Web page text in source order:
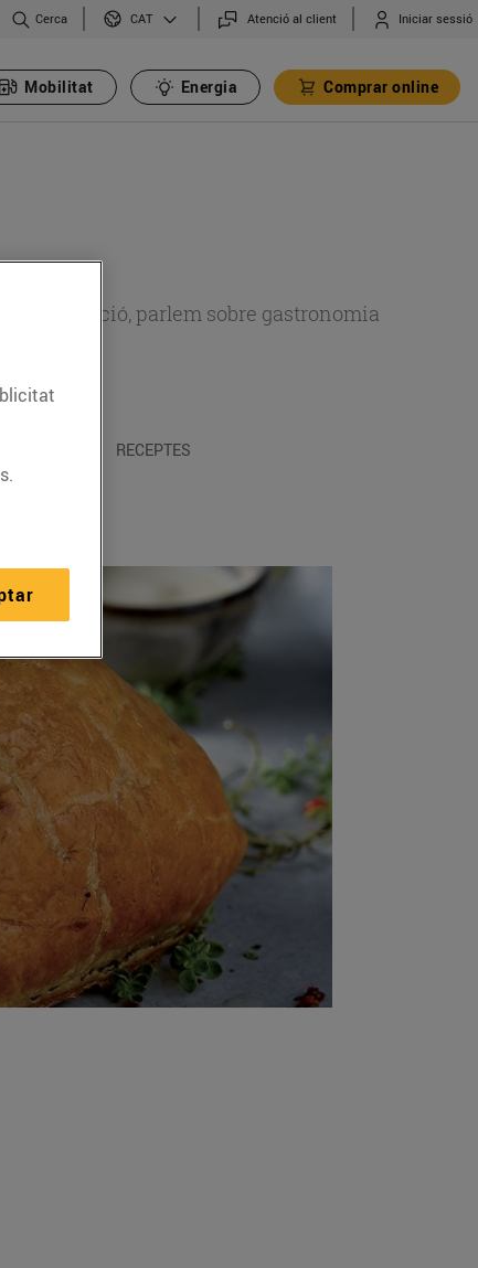
Cerca CAT Atenció al client Iniciar sessió
Mobilitat Energia Comprar online
alimentació, parlem sobre gastronomia
RECEPTES